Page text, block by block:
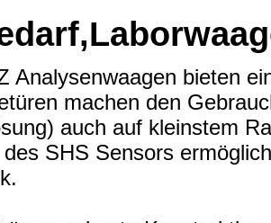
Analysenwaagen bieten
machen den
auch auf kleinstem
SHS Sensors